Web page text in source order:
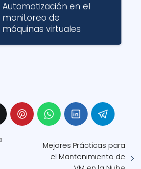
Automatización en el
monitoreo de
máquinas virtuales
Mejores Prácticas para
el Mantenimiento de